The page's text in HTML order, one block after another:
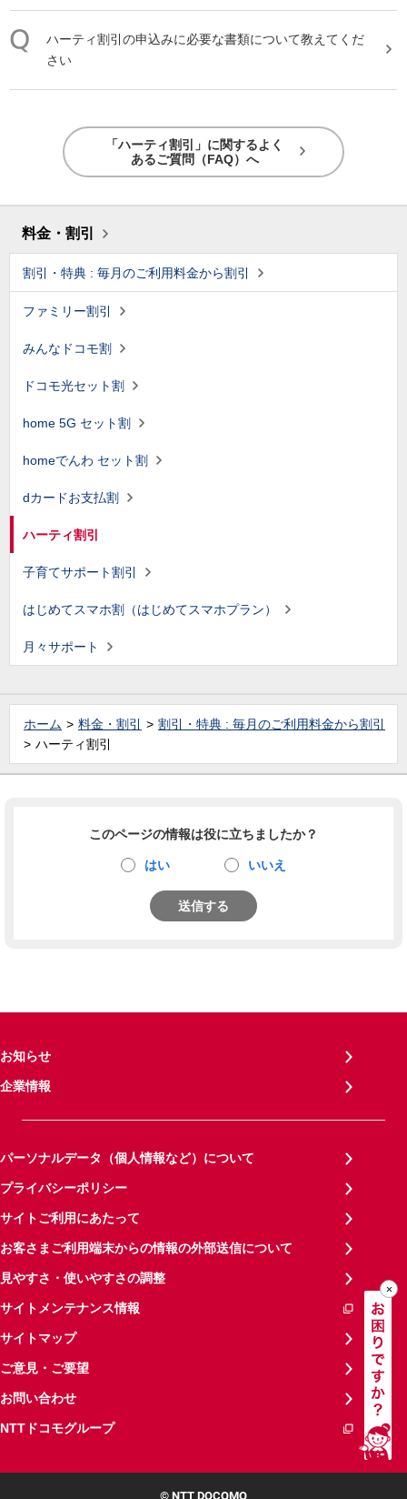
ハーティ割引 の申込みに必要な書類について教えてくだ
さい
「ハーティ割引」に関するよく
あるご質問（FAQ）へ
料金・割引
割引・特典 : 毎月のご利用料金から割引
ファミリー割引
みんなドコモ割
ドコモ光セット割
home 5G セット割
homeでんわ セット割
dカードお支払割
ハーティ割引
子育てサポート割引
はじめてスマホ割（はじめてスマホプラン）
月々サポート
ホーム 料金・割引
割引・特典 : 毎月のご利用料金から割引
ハーティ割引
このページの情報は役に立ちましたか？
はい いいえ
送信する
お知らせ
企業情報
パーソナルデータ（個人情報など）について
プライバシーポリシー
サイトご利用にあたって
お客さまご利用端末からの情報の外部送信について
見やすさ・使いやすさの調整
サイトメンテナンス情報
サイトマップ
ご意見・ご要望
お問い合わせ
NTTドコモグループ
© NTT DOCOMO